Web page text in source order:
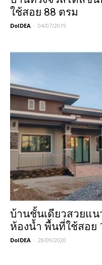
ใช้สอย 88 ตรม
DoIDEA - 04/07/2019
บ้านชั้นเดียวสวยแน
ห้องน้ำ พื้นที่ใช้สอย
DoIDEA - 28/09/2020